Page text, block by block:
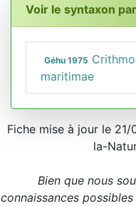
Voir le syntaxon
Géhu 1975
maritimae
Fiche mise à jour le
la-
Bien que nous
connaissances